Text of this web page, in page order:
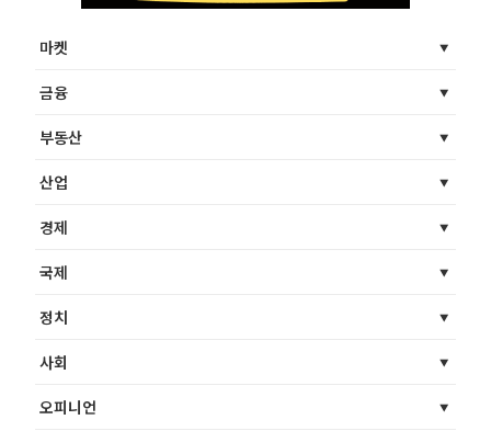
마켓
금융
부동산
산업
경제
국제
정치
사회
오피니언